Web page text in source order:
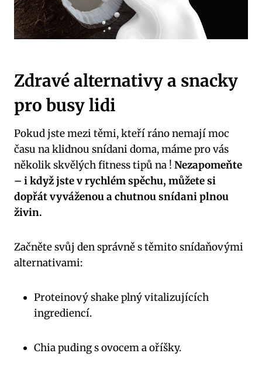
Zdravé alternativy a snacky
pro busy lidi
Pokud jste mezi těmi, kteří ráno nemají moc
času na klidnou snídani doma, máme pro vás
několik skvělých fitness tipů na ! Nezapomeňte
– i když jste v rychlém spěchu, můžete si
dopřát vyváženou a chutnou snídani plnou
živin.
Začněte svůj den správně s těmito snídaňovými
alternativami:
Proteinový shake plný vitalizujících
ingrediencí.
Chia puding s ovocem a oříšky.